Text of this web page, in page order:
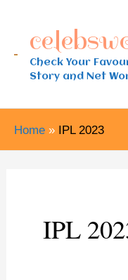
content
Check Your
Story and Net
Home IPL 2023
IPL